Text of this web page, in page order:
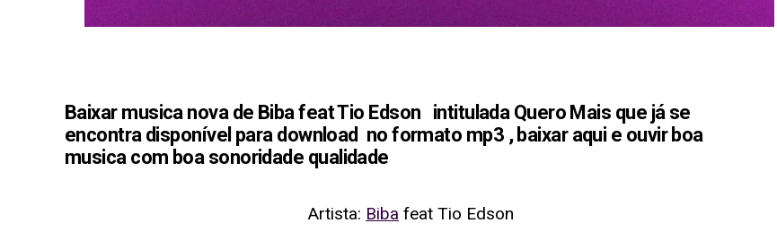
Baixar musica nova de Biba feat Tio Edson intitulada Quero Mais que já se
encontra disponível para download no formato mp3 , baixar aqui e ouvir boa
musica com boa sonoridade qualidade
Artista: Biba feat Tio Edson